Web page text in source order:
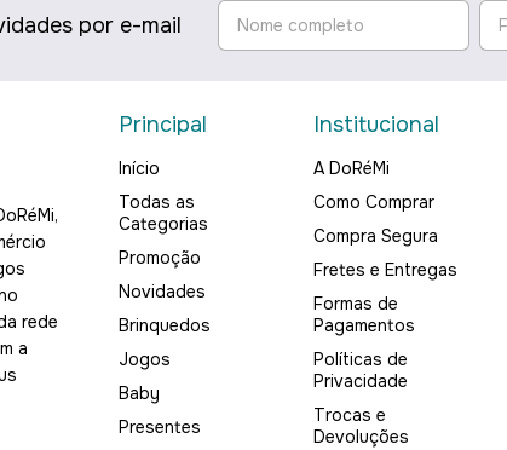
por e-mail
rede
a
Principal
Início
Todas as
Categorias
Promoção
Novidades
Brinquedos
Jogos
Baby
Presentes
Institucional
A DoRéMi
Como Comprar
Compra Segura
Fretes e Entregas
Formas de
Pagamentos
Políticas de
Privacidade
Trocas e
Devoluções